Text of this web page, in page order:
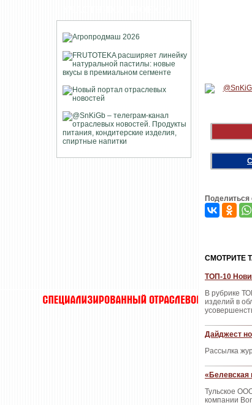
Поделиться
CМОТРИТЕ
ТОП-10
В рубрике
изделий в
Дайджест
Рассылка
«Белевская
Тульское
компании